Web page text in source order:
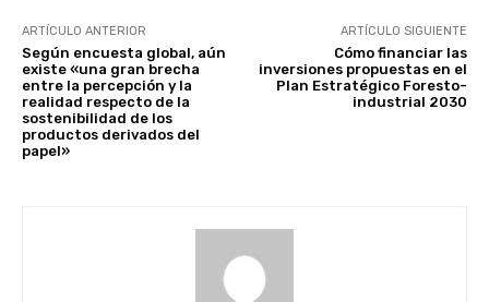
ARTÍCULO ANTERIOR
Según encuesta global, aún
existe «una gran brecha
entre la percepción y la
realidad respecto de la
sostenibilidad de los
productos derivados del
papel»
ARTÍCULO SIGUIENTE
Cómo financiar las
inversiones propuestas en el
Plan Estratégico Foresto-
industrial 2030